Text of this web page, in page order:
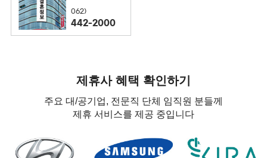
062)
442-2000
제휴사 혜택 확인하기
주요 대/공기업, 전문직 단체 임직원 분들께
제휴 서비스를 제공 중입니다